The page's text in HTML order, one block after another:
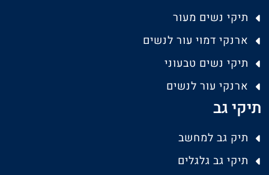
תיקי נשים מעור
ארנקי דמוי עור לנשים
תיקי נשים טבעוני
ארנקי עור לנשים
תיקי גב
תיק גב למחשב
תיקי גב גלגלים